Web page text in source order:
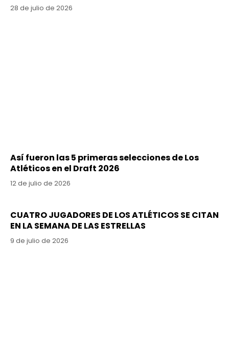
28 de julio de 2026
Así fueron las 5 primeras selecciones de Los
Atléticos en el Draft 2026
12 de julio de 2026
CUATRO JUGADORES DE LOS ATLÉTICOS SE CITAN
EN LA SEMANA DE LAS ESTRELLAS
9 de julio de 2026